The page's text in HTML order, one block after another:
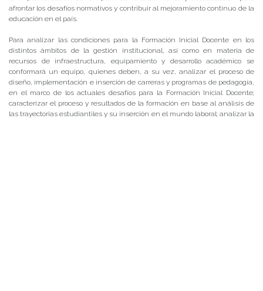
afrontar los desafíos normativos y contribuir al mejoramiento continuo de la
educación en el país.
Para analizar las condiciones para la Formación Inicial Docente en los
distintos ámbitos de la gestión institucional, así como en materia de
recursos de infraestructura, equipamiento y desarrollo académico se
conformará un equipo, quienes deben, a su vez, analizar el proceso de
diseño, implementación e inserción de carreras y programas de pedagogía,
en el marco de los actuales desafíos para la Formación Inicial Docente;
caracterizar el proceso y resultados de la formación en base al análisis de
las trayectorias estudiantiles y su inserción en el mundo laboral; analizar la